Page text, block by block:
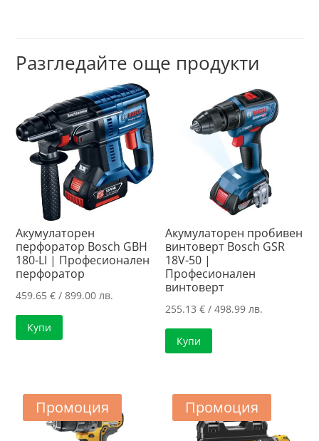
Разгледайте още продукти
Акумулаторен
перфоратор Bosch GBH
180-LI | Професионален
перфоратор
459.65€ / 899.00 лв.
Купи
Акумулаторен пробивен
винтоверт Bosch GSR
18V-50 |
Професионален
винтоверт
255.13€ / 498.99 лв.
Купи
Промоция Промоция